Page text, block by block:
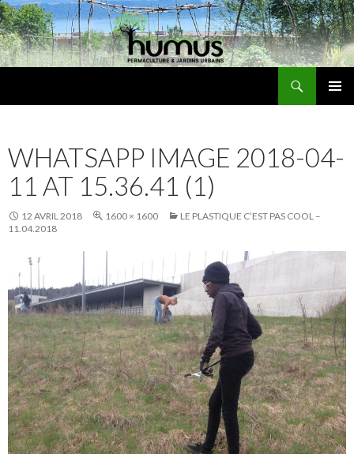
WHATSAPP IMAGE 2018-04-
11 AT 15.36.41 (1)
12 AVRIL 2018 1600 × 1600
LE PLASTIQUE C’EST PAS COOL –
11.04.2018